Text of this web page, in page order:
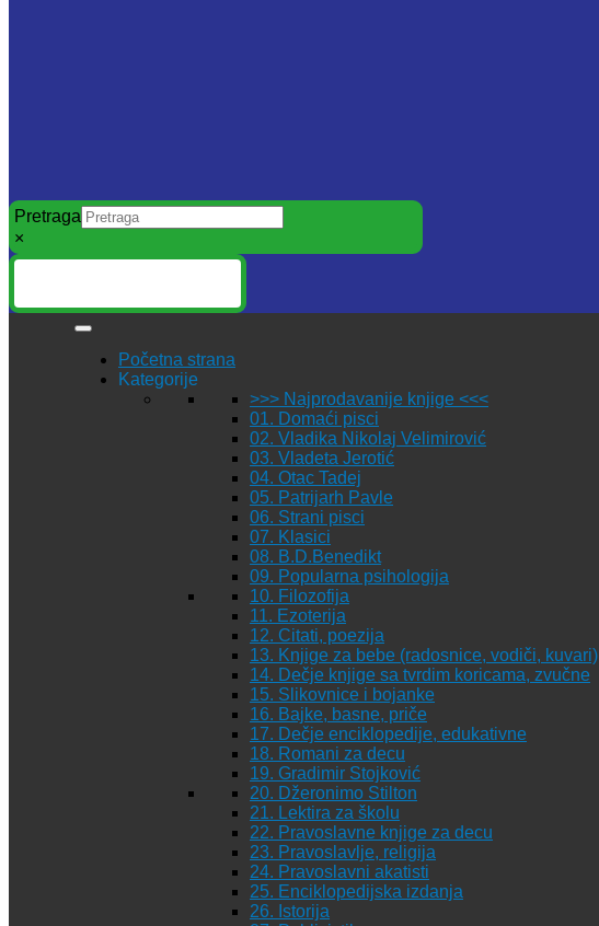
Pretraga
×
Početna strana
Kategorije
>>> Najprodavanije knjige <<<
01. Domaći pisci
02. Vladika Nikolaj Velimirović
03. Vladeta Jerotić
04. Otac Tadej
05. Patrijarh Pavle
06. Strani pisci
07. Klasici
08. B.D.Benedikt
09. Popularna psihologija
10. Filozofija
11. Ezoterija
12. Citati, poezija
13. Knjige za bebe (radosnice, vodiči, kuvari)
14. Dečje knjige sa tvrdim koricama, zvučne
15. Slikovnice i bojanke
16. Bajke, basne, priče
17. Dečje enciklopedije, edukativne
18. Romani za decu
19. Gradimir Stojković
20. Džeronimo Stilton
21. Lektira za školu
22. Pravoslavne knjige za decu
23. Pravoslavlje, religija
24. Pravoslavni akatisti
25. Enciklopedijska izdanja
26. Istorija